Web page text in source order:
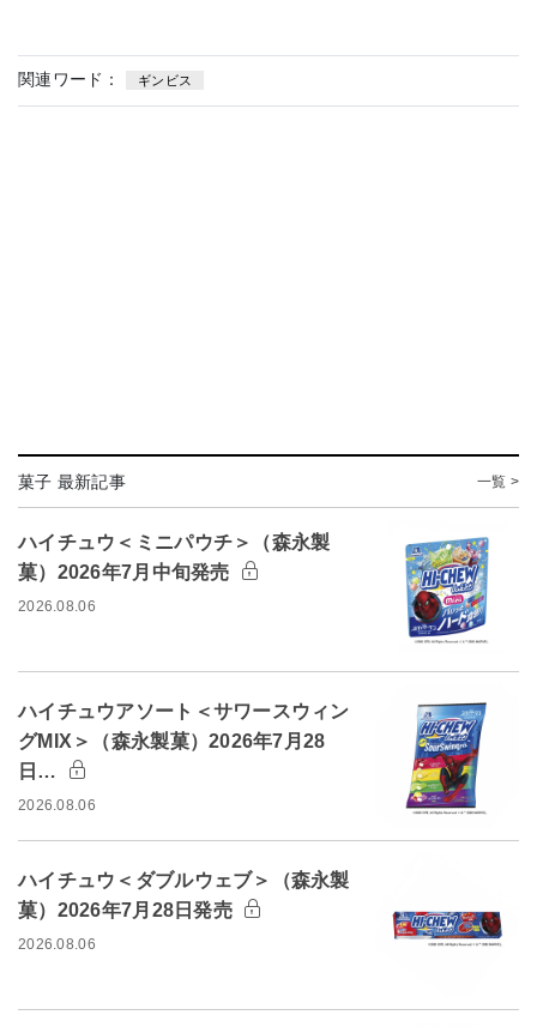
関連ワード： ギンビス
菓子 最新記事 一覧 >
ハイチュウ＜ミニパウチ＞（森永製
菓）2026年7月中旬発売
2026.08.06
ハイチュウアソート＜サワースウィン
グMIX＞（森永製菓）2026年7月28
日…
2026.08.06
ハイチュウ＜ダブルウェブ＞（森永製
菓）2026年7月28日発売
2026.08.06